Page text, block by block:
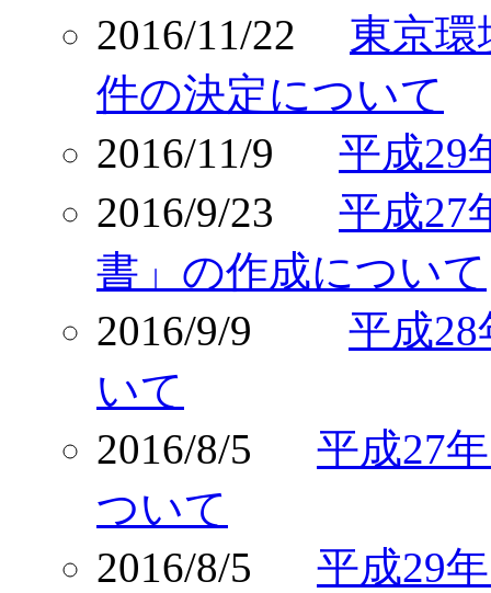
2016/11/22 東京
件の決定について
2016/11/9 平成29
2016/9/23 平成27
書」の作成について
2016/9/9 平成
いて
2016/8/5 平成27
ついて
2016/8/5 平成29